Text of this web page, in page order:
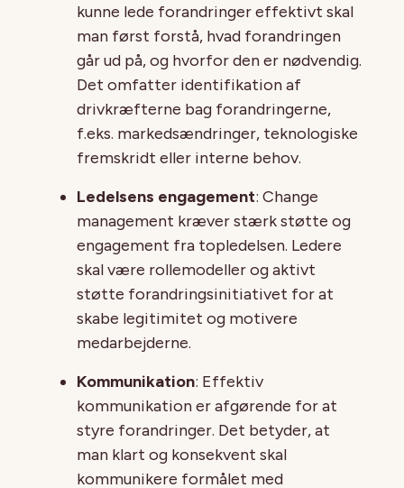
kunne lede forandringer effektivt skal
man først forstå, hvad forandringen
går ud på, og hvorfor den er nødvendig.
Det omfatter identifikation af
drivkræfterne bag forandringerne,
f.eks. markedsændringer, teknologiske
fremskridt eller interne behov.
Ledelsens engagement: Change
management kræver stærk støtte og
engagement fra topledelsen. Ledere
skal være rollemodeller og aktivt
støtte forandringsinitiativet for at
skabe legitimitet og motivere
medarbejderne.
Kommunikation: Effektiv
kommunikation er afgørende for at
styre forandringer. Det betyder, at
man klart og konsekvent skal
kommunikere formålet med